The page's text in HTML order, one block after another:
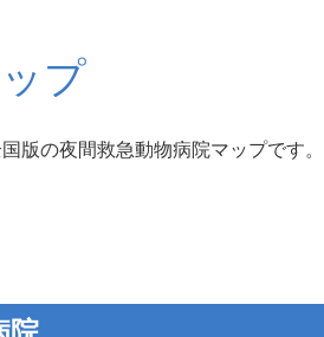
プ
版の夜間救急動物病院マップです。